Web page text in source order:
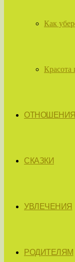
Как
Красота
ОТНОШЕНИЯ
СКАЗКИ
УВЛЕЧЕНИЯ
РОДИТЕЛЯМ